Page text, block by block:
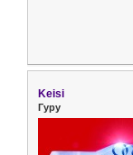
Keisi
Гуру